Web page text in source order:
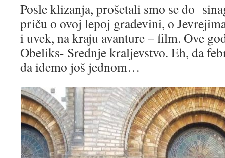
Posle klizanja, prošetali smo se do
priču o ovoj lepoj građevini, o
i uvek, na kraju avanture – film. Ove
Obeliks- Srednje kraljevstvo. Eh, da
da idemo još jednom…